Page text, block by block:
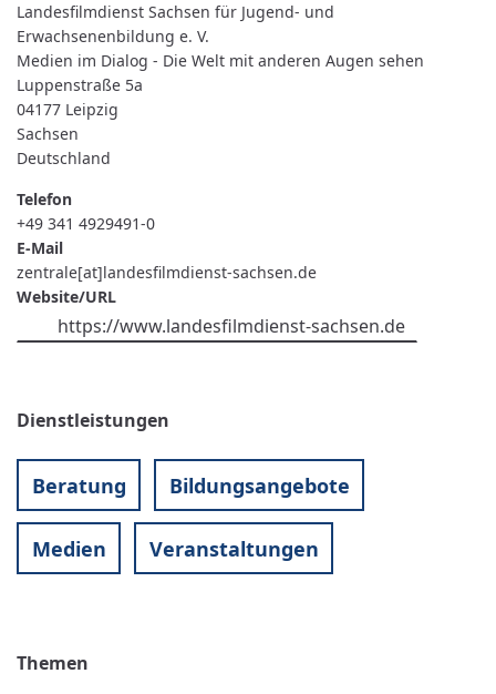
UND
ERWACHSENENBILDUNG
E.
V.
Landesfilmdienst Sachsen für Jugend- und
Erwachsenenbildung e. V.
Medien im Dialog - Die Welt mit anderen Augen sehen
Luppenstraße 5a
04177 Leipzig
Sachsen
Deutschland
Telefon
+49 341 4929491-0
E-Mail
zentrale[at]landesfilmdienst-sachsen.de
Website/URL
https://www.landesfilmdienst-sachsen.de
Dienstleistungen
Beratung Bildungsangebote
Medien Veranstaltungen
Themen